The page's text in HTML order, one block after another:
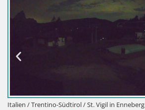
Italien / Trentino-Südtirol / St. Vigil in Enneberg